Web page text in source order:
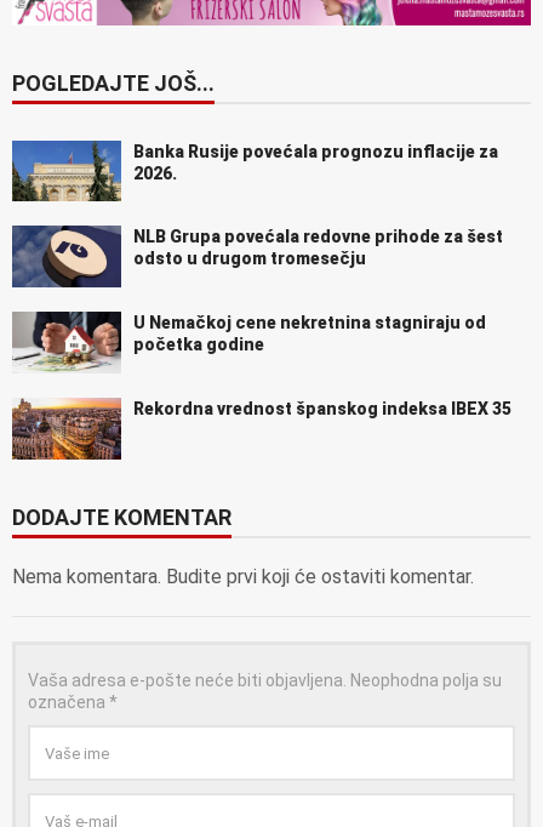
POGLEDAJTE JOŠ...
Banka Rusije povećala prognozu inflacije za
2026.
NLB Grupa povećala redovne prihode za šest
odsto u drugom tromesečju
U Nemačkoj cene nekretnina stagniraju od
početka godine
Rekordna vrednost španskog indeksa IBEX 35
DODAJTE KOMENTAR
Nema komentara. Budite prvi koji će ostaviti komentar.
Vaša adresa e-pošte neće biti objavljena. Neophodna polja su
označena *